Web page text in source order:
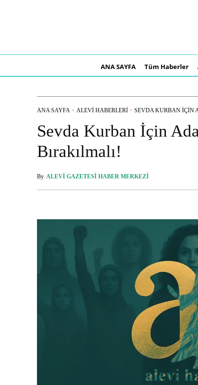
ANA SAYFA Tüm Haberler
ANA SAYFA ALEVI HABERLERI SEVDA KURBAN İÇIN
Sevda Kurban İçin
Bırakılmalı!
By ALEVI GAZETESI HABER MERKEZI